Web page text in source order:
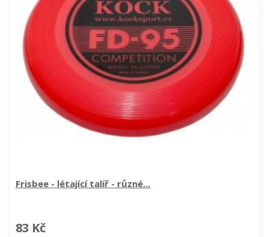
Frisbee - létající talíř - různé...
83 Kč